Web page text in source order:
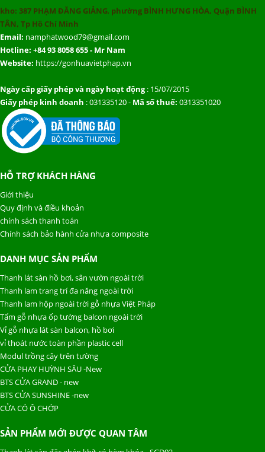
kho: 387 PHẠM ĐĂNG GIẢNG, phường BÌNH HƯNG HÒA, Quận BÌNH
TÂN, Tp Hồ Chí Minh
Email: namphatwood79@gmail.com
Hotline: +84 93 8058 655 - Mr Nam
Website: https://gonhuavietphap.vn
Ngày cấp giấy phép và ngày hoạt động: 15/07/2015
Giấy phép kinh doanh : 031335120 - Mã số thuế: 0313351020
HỖ TRỢ KHÁCH HÀNG
Giới thiệu
Quy định và điều khoản
chính sách thanh toán
Chính sách bảo hành cửa nhựa composite
DANH MỤC SẢN PHẨM
Thanh lát sàn hồ bơi, sân vườn ngoài trời
Thanh lam trang trí đa năng ngoài trời
Thanh lam hộp ngoài trời gỗ nhựa Việt Pháp
Tấm gỗ nhựa ốp tường balcon ngoài trời
Vỉ gỗ nhựa lát sàn balcon, hồ bơi
vỉ thoát nước toàn phần plastic cell
Modul trồng cây trên tường
CỬA PHAY HUỲNH SÂU -New
BTS CỬA GRAND - new
BTS CỬA SUNSHINE -new
CỬA CÓ Ô CHỚP
SẢN PHẨM MỚI ĐƯỢC QUAN TÂM